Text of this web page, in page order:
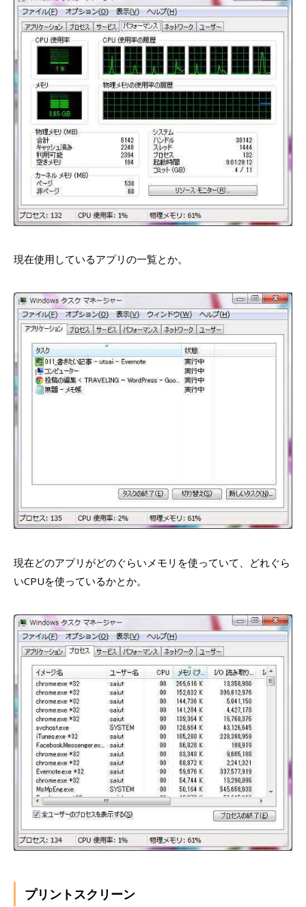
現在使用しているアプリの一覧とか。
現在どのアプリがどのぐらいメモリを使っていて、どれぐら
いCPUを使っているかとか。
プリントスクリーン